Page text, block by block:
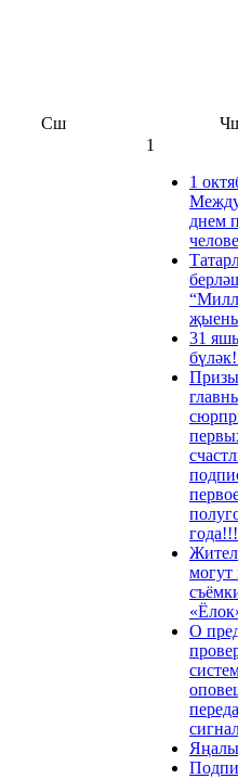
Сш
1
1
днем
31
года!!!
могут
О